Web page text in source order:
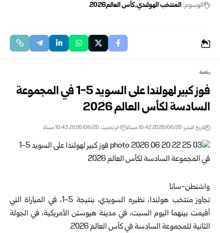
الوسوم: المنتخب الهولندي كأس العالم2026
رياضة
فوز كبير لهولندا على السويد 5-1 في المجموعة
السادسة لكأس العالم 2026
تاريخ النشر: 2026/06/20 10:42 مساءً اخر تحديث: 2026/06/20 10:43 مساءً
واشنطن-سانا
تجاوز منتخب هولندا، نظيره السويدي، بنتيجة 5-1، في المباراة التي
أقيمت بينهما اليوم السبت، في مدينة هيوستن الأمريكية، في الجولة
الثانية للمجموعة السادسة في كأس العالم 2026.